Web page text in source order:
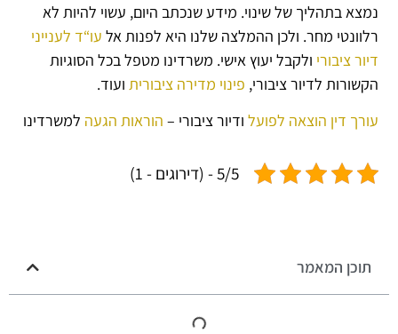
נמצא בתהליך של שינוי. מידע שנכתב היום, עשוי להיות לא
רלוונטי מחר. ולכן ההמלצה שלנו היא לפנות אל עו“ד לענייני
דיור ציבורי ולקבל יעוץ אישי. משרדינו מטפל בכל הסוגיות
הקשורות לדיור ציבורי, פינוי מדירה ציבורית ועוד.
עורך דין הוצאה לפועל ודיור ציבורי – הוראות הגעה למשרדינו
5/5 - (דירוגים - 1)
תוכן המאמר